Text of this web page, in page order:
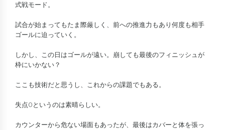
式戦モード。
試合が始まってもたま際厳しく、前への推進力もあり何度も相手
ゴールに迫っていく。
しかし、この日はゴールが遠い。崩しても最後のフィニッシュが
枠にいかない？
ここも技術だと思うし、これからの課題でもある。
失点0というのは素晴らしい。
カウンターから危ない場面もあったが、最後はカバーと体を張っ